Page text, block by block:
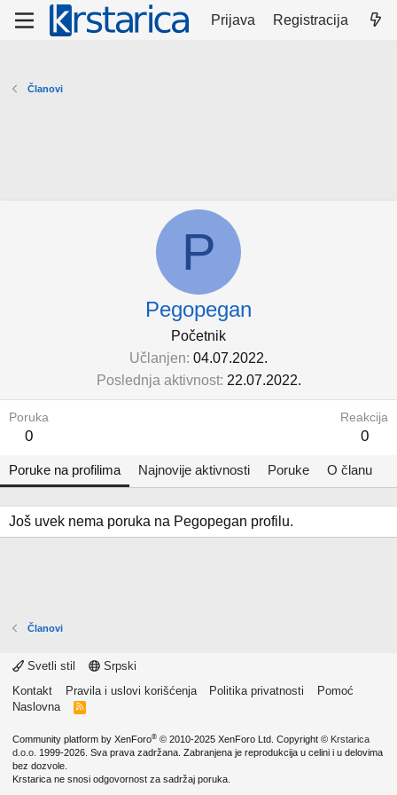
Prijava Registracija
Članovi
P
Pegopegan
Početnik
Učlanjen 04.07.2022.
Poslednja aktivnost 22.07.2022.
Poruka
0
Reakcija
0
Poruke na profilima Najnovije aktivnosti Poruke O članu
Još uvek nema poruka na Pegopegan profilu.
Članovi
Svetli stil
Srpski
Kontakt
Pravila i uslovi korišćenja Politika privatnosti
Pomoć
Naslovna
R
Community platform by XenForo® © 2010-2025 XenForo Ltd. Copyright © Krstarica
d.o.o. 1999-2026. Sva prava zadržana. Zabranjena je reprodukcija u celini i u delovima
bez dozvole.
Krstarica ne snosi odgovornost za sadržaj poruka.